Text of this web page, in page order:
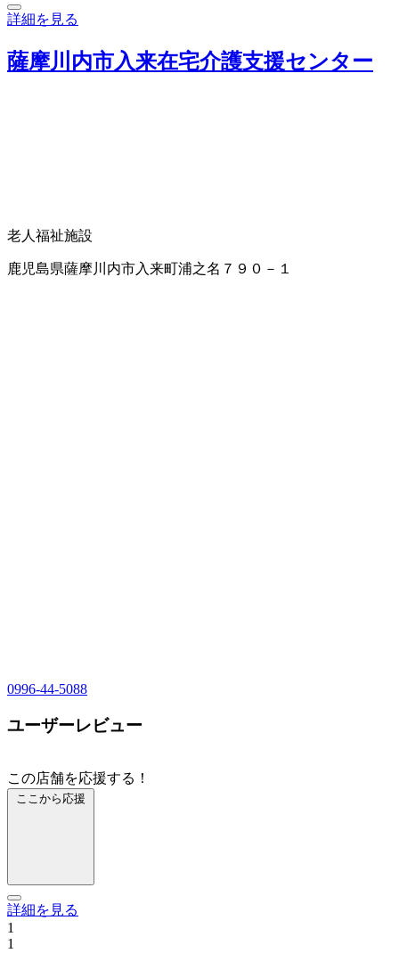
詳細を見る
薩摩川内市入来在宅介護支援センター
老人福祉施設
鹿児島県薩摩川内市入来町浦之名７９０－１
0996-44-5088
ユーザーレビュー
この店舗を応援する！
ここから応援
詳細を見る
1
1